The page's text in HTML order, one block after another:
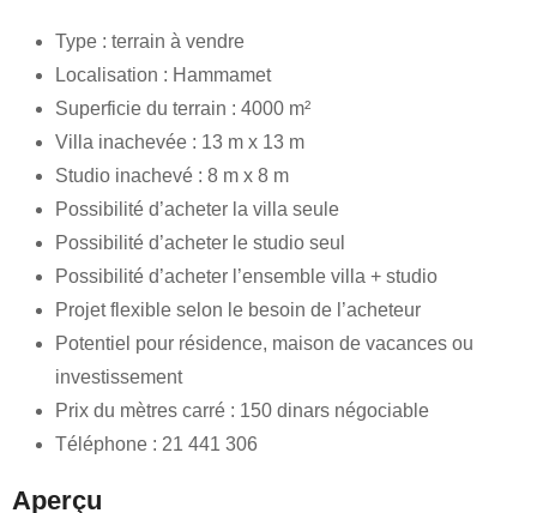
Type : terrain à vendre
Localisation : Hammamet
Superficie du terrain : 4000 m²
Villa inachevée : 13 m x 13 m
Studio inachevé : 8 m x 8 m
Possibilité d’acheter la villa seule
Possibilité d’acheter le studio seul
Possibilité d’acheter l’ensemble villa + studio
Projet flexible selon le besoin de l’acheteur
Potentiel pour résidence, maison de vacances ou
investissement
Prix du mètres carré : 150 dinars négociable
Téléphone : 21 441 306
Aperçu